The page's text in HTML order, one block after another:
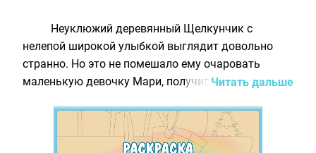
Неуклюжий деревянный Щелкунчик с
нелепой широкой улыбкой выглядит довольно
странно. Но это не помешало ему очаровать
маленькую девочку Мари, получившую эту
с ним до самой ночи, а с наступлением темноты в
комнате появилась целая армия мышей во главе
Читать дальше